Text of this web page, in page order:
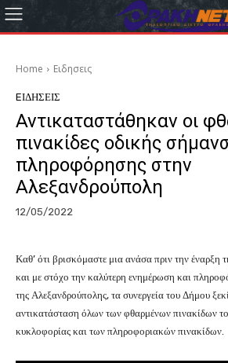
Home Eιδησεις
EΙΔΗΣΕΙΣ
Αντικαταστάθηκαν οι
πινακίδες οδικής
πληροφόρησης στην
Αλεξανδρούπολη
12/05/2022
Καθ’ ότι βρισκόμαστε μια ανάσα πριν την έναρξη
και με στόχο την καλύτερη ενημέρωση και
της Αλεξανδρούπολης, τα συνεργεία του Δήμου
αντικατάσταση όλων των φθαρμένων πινακίδων
κυκλοφορίας και των πληροφοριακών πινακίδων.